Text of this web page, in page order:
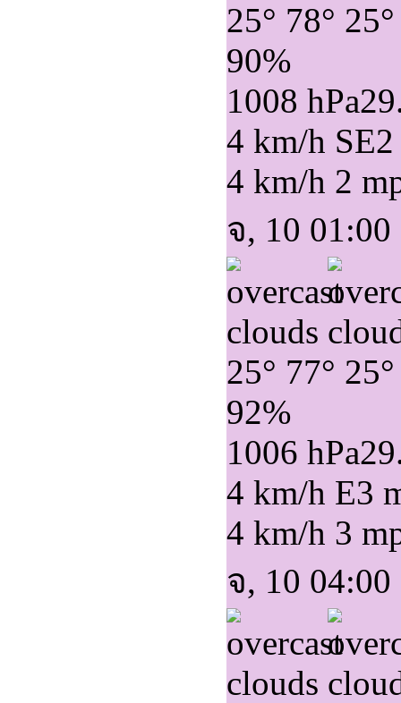
25° 78° 25°
90%
1008 hPa
4 km/h SE
4 km/h 2
จ, 10 01:00
25° 77° 25°
92%
1006 hPa
4 km/h E3
4 km/h 3
จ, 10 04:00